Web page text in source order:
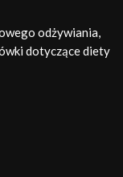
odżywiania,
dotyczące diety